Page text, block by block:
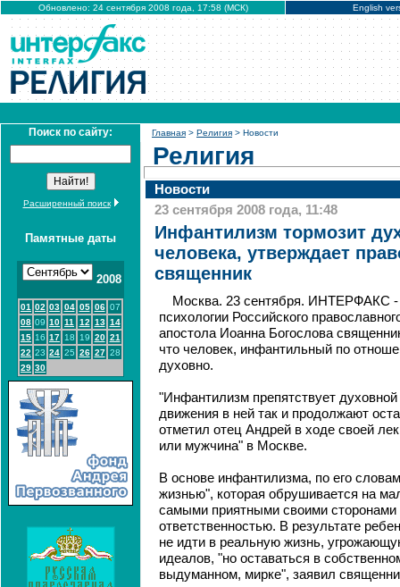
Обновлено: 24 сентября 2008 года, 17:58 (МСК) English
Поиск по сайту:
Расширенный поиск
Памятные даты
2008
01 02 03 04 05 06 07
08 09 10 11 12 13 14
15 16 17 18 19 20 21
22 23 24 25 26 27 28
29 30
Главная > Религия > Новости
Религия
Новости
23 сентября 2008 года, 11:48
Инфантилизм тормозит
человека, утверждает
священник
Москва. 23 сентября. ИНТЕРФАКС -
психологии Российского
апостола Иоанна Богослова
что человек, инфантильный по
духовно.
"Инфантилизм препятствует
движения в ней так и продолжают
отметил отец Андрей в ходе своей
или мужчина" в Москве.
В основе инфантилизма, по его
жизнью", которая обрушивается на
самыми приятными своими
ответственностью. В результате
не идти в реальную жизнь,
идеалов, "но оставаться в
выдуманном, мирке", заявил